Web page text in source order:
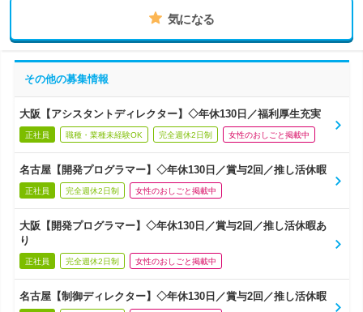
気になる
その他の募集情報
大阪【アシスタントディレクター】◇年休130日／福利厚生充実
正社員 職種・業種未経験OK 完全週休2日制 女性のおしごと掲載中
名古屋【開発プログラマー】◇年休130日／賞与2回／推し活休暇
正社員 完全週休2日制 女性のおしごと掲載中
大阪【開発プログラマー】◇年休130日／賞与2回／推し活休暇あ
り
正社員 完全週休2日制 女性のおしごと掲載中
名古屋【制御ディレクター】◇年休130日／賞与2回／推し活休暇